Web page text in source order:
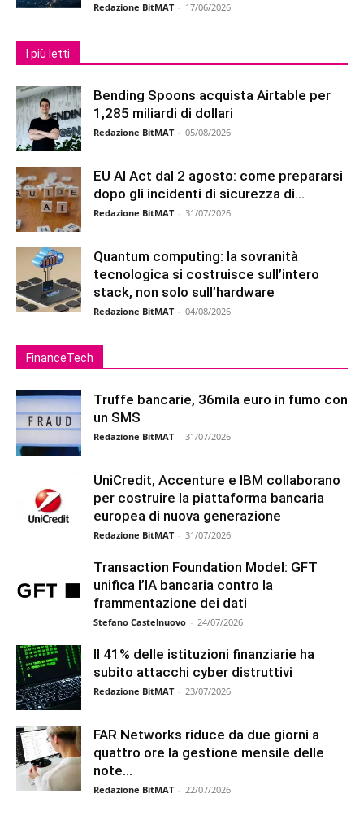
Redazione BitMAT - 17/06/2026
I più letti
Bending Spoons acquista Airtable per
1,285 miliardi di dollari
Redazione BitMAT - 05/08/2026
EU AI Act dal 2 agosto: come prepararsi
dopo gli incidenti di sicurezza di...
Redazione BitMAT - 31/07/2026
Quantum computing: la sovranità
tecnologica si costruisce sull’intero
stack, non solo sull’hardware
Redazione BitMAT - 04/08/2026
FinanceTech
Truffe bancarie, 36mila euro in fumo con
un SMS
Redazione BitMAT - 31/07/2026
UniCredit, Accenture e IBM collaborano
per costruire la piattaforma bancaria
europea di nuova generazione
Redazione BitMAT - 31/07/2026
Transaction Foundation Model: GFT
unifica l’IA bancaria contro la
frammentazione dei dati
Stefano Castelnuovo - 24/07/2026
Il 41% delle istituzioni finanziarie ha
subito attacchi cyber distruttivi
Redazione BitMAT - 23/07/2026
FAR Networks riduce da due giorni a
quattro ore la gestione mensile delle
note...
Redazione BitMAT - 22/07/2026